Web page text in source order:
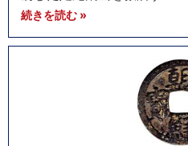
続きを読む »